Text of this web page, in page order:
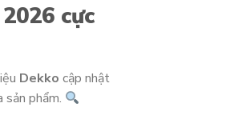
cực
Dekko cập nhật
phẩm.